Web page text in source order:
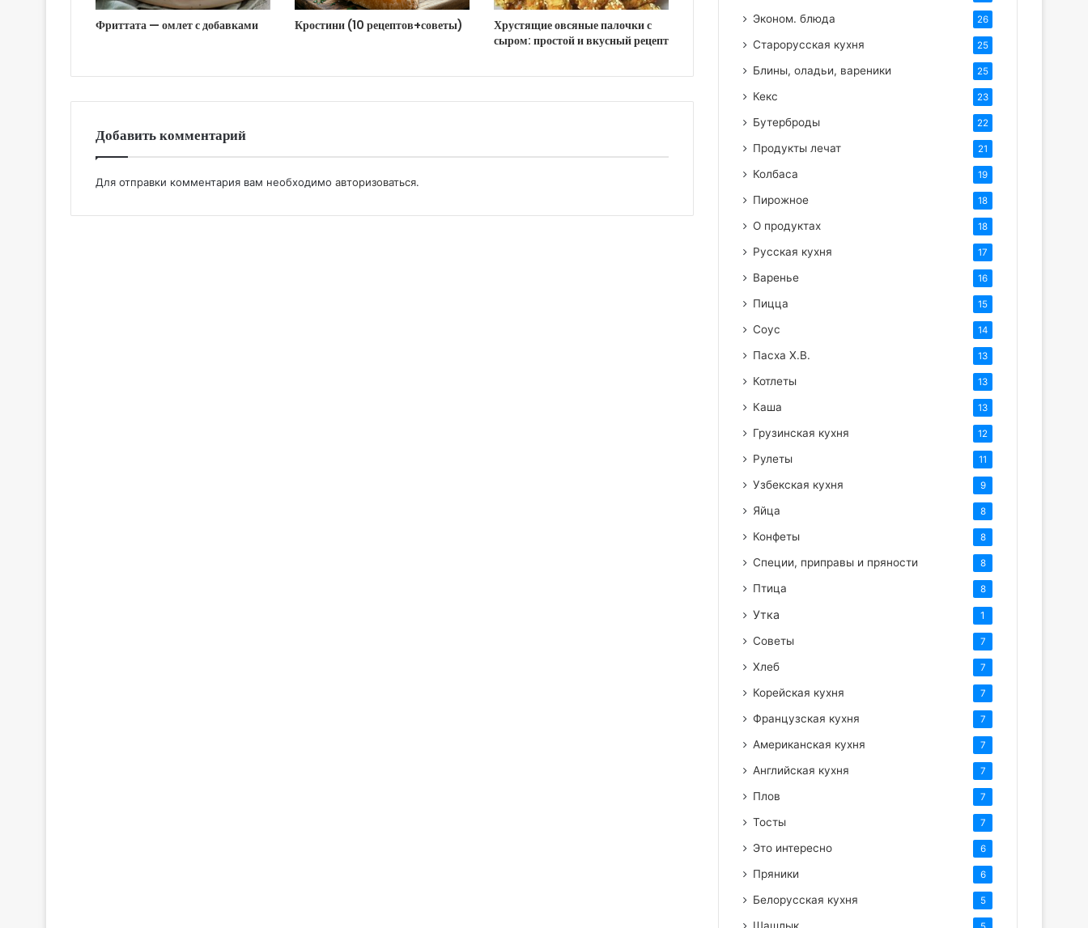
Фриттата — омлет с добавками Кростини (10 рецептов+советы)
Хрустящие овсяные палочки с
сыром: простой и вкусный рецепт
Добавить комментарий
Для отправки комментария вам необходимо авторизоваться.
Эконом. блюда 26
Старорусская кухня 25
Блины, оладьи, вареники 25
Кекс 23
Бутерброды 22
Продукты лечат 21
Колбаса 19
Пирожное 18
О продуктах 18
Русская кухня 17
Варенье 16
Пицца 15
Соус 14
Пасха Х.В. 13
Котлеты 13
Каша 13
Грузинская кухня 12
Рулеты 11
Узбекская кухня 9
Яйца 8
Конфеты 8
Специи, приправы и пряности 8
Птица 8
Утка 1
Советы 7
Хлеб 7
Корейская кухня 7
Французская кухня 7
Американская кухня 7
Английская кухня 7
Плов 7
Тосты 7
Это интересно 6
Пряники 6
Белорусская кухня 5